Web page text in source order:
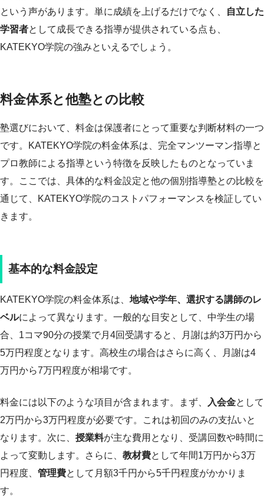
という声があります。単に成績を上げるだけでなく、
自立した
学習者として成長できる指導が提供されている点も、
KATEKYO学院の強みといえるでしょう。
料金体系と他塾との比較
塾選びにおいて、料金は保護者にとって重要な判断材料の一つ
です。KATEKYO学院の料金体系は、完全マンツーマン指導と
プロ教師による指導という特徴を反映したものとなっていま
す。ここでは、具体的な料金設定と他の個別指導塾との比較を
通じて、KATEKYO学院のコストパフォーマンスを検証してい
きます。
基本的な料金設定
KATEKYO学院の料金体系は、 地域や学年、選択する講師のレ
ベルによって異なります。一般的な目安として、中学生の場
合、1コマ90分の授業で月4回受講すると、月謝は約3万円から
5万円程度となります。高校生の場合はさらに高く、月謝は4
万円から7万円程度が相場です。
料金には以下のような項目が含まれます。まず、 入会金として
2万円から3万円程度が必要です。これは初回のみの支払いと
なります。次に、 授業料が主な費用となり、受講回数や時間に
よって変動します。さらに、 教材費として年間1万円から3万
円程度、 管理費として月額3千円から5千円程度がかかりま
す。